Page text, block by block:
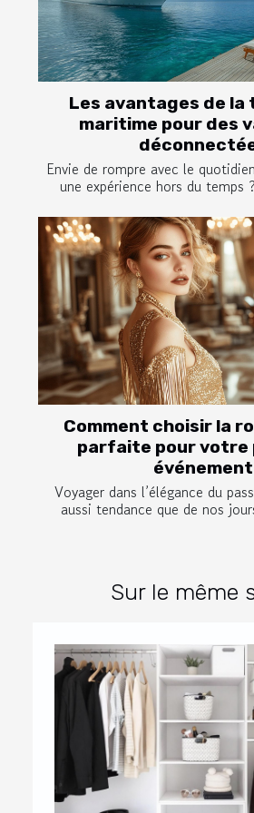
Les avantages de la
maritime pour des
Envie de rompre avec le
une expérience hors du temps
Comment choisir la
parfaite pour votre
événement
Voyager dans l’élégance du
aussi tendance que de nos
Sur le même